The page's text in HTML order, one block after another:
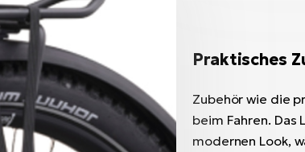
Praktisches
Zubehör wie die
beim Fahren. Das
modernen Look,